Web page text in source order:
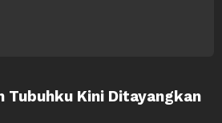
Tubuhku Kini Ditayangkan